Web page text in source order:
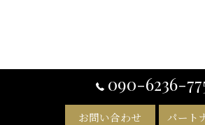
090-6236-
お問い合わせ パート